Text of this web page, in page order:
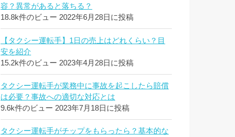
容？異常があると落ちる？
18.8k件のビュー 2022年6月28日に投稿
【タクシー運転手】1日の売上はどれくらい？目
安を紹介
15.2k件のビュー 2023年4月28日に投稿
タクシー運転手が業務中に事故を起こしたら賠償
は必要？事故への適切な対応とは
9.6k件のビュー 2023年7月18日に投稿
タクシー運転手がチップをもらったら？基本的な